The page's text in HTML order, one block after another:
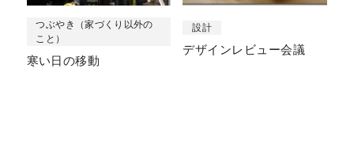
つぶやき（家づくり以外の
こと）
寒い日の移動
設計
デザインレビュー会議